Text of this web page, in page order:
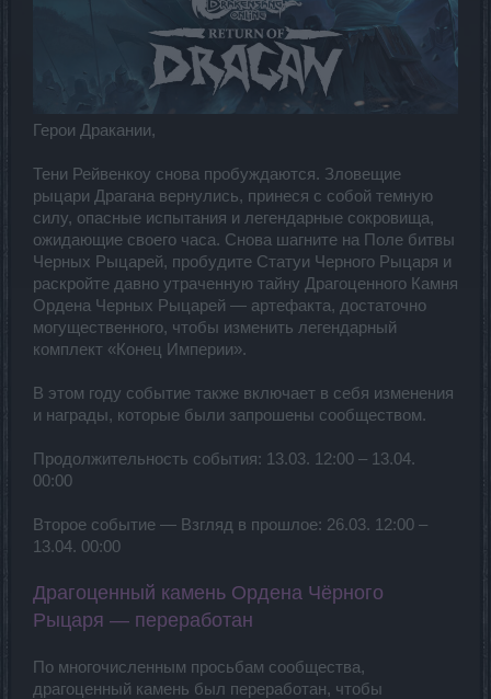
Герои Дракании,
Тени Рейвенкоу снова пробуждаются. Зловещие
рыцари Драгана вернулись, принеся с собой темную
силу, опасные испытания и легендарные сокровища,
ожидающие своего часа. Снова шагните на Поле битвы
Черных Рыцарей, пробудите Статуи Черного Рыцаря и
раскройте давно утраченную тайну Драгоценного Камня
Ордена Черных Рыцарей — артефакта, достаточно
могущественного, чтобы изменить легендарный
комплект «Конец Империи».
В этом году событие также включает в себя изменения
и награды, которые были запрошены сообществом.
Продолжительность события: 13.03. 12:00 – 13.04.
00:00
Второе событие — Взгляд в прошлое: 26.03. 12:00 –
13.04. 00:00
Драгоценный камень Ордена Чёрного
Рыцаря — переработан
По многочисленным просьбам сообщества,
драгоценный камень был переработан, чтобы